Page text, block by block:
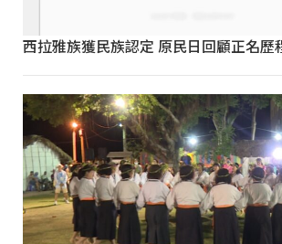
西拉雅族獲民族認定 原民日回顧正名歷